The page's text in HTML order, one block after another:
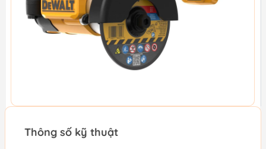
Thông số kỹ thuật